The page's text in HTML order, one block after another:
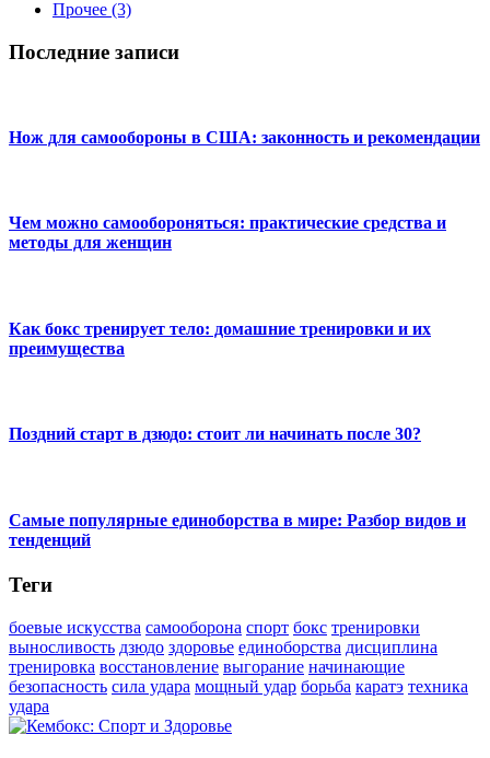
Прочее (3)
Последние записи
Нож для самообороны в США: законность и рекомендации
Чем можно самообороняться: практические средства и
методы для женщин
Как бокс тренирует тело: домашние тренировки и их
преимущества
Поздний старт в дзюдо: стоит ли начинать после 30?
Самые популярные единоборства в мире: Разбор видов и
тенденций
Теги
боевые искусства самооборона спорт бокс тренировки
выносливость дзюдо здоровье единоборства дисциплина
тренировка восстановление выгорание начинающие
безопасность сила удара мощный удар борьба каратэ техника
удара